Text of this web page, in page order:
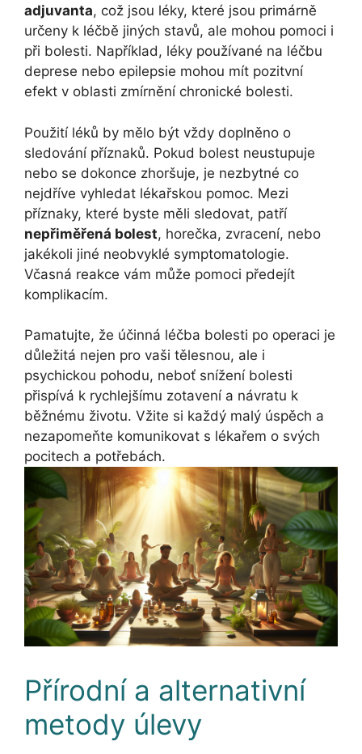
adjuvanta, což jsou léky, které jsou primárně
určeny k léčbě jiných stavů, ale mohou pomoci i
při bolesti. Například, léky používané na léčbu
deprese nebo epilepsie mohou mít pozitvní
efekt v oblasti zmírnění chronické bolesti.
Použití léků by mělo být vždy doplněno o
sledování příznaků. Pokud bolest neustupuje
nebo se dokonce zhoršuje, je nezbytné co
nejdříve vyhledat lékařskou pomoc. Mezi
příznaky, které byste měli sledovat, patří
nepřiměřená bolest, horečka, zvracení, nebo
jakékoli jiné neobvyklé symptomatologie.
Včasná reakce vám může pomoci předejít
komplikacím.
Pamatujte, že účinná léčba bolesti po operaci je
důležitá nejen pro vaši tělesnou, ale i
psychickou pohodu, neboť snížení bolesti
přispívá k rychlejšímu zotavení a návratu k
běžnému životu. Vžite si každý malý úspěch a
nezapomeňte komunikovat s lékařem o svých
pocitech a potřebách.
Přírodní a alternativní
metody úlevy